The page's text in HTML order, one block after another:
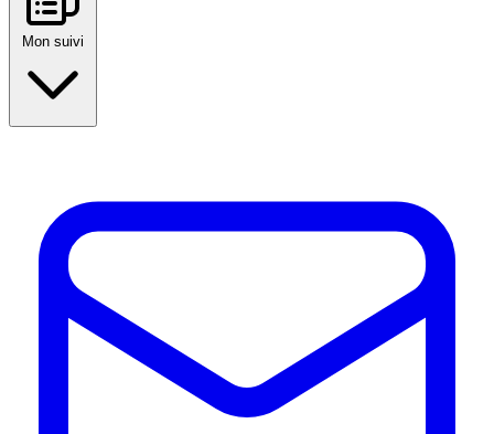
Mon suivi